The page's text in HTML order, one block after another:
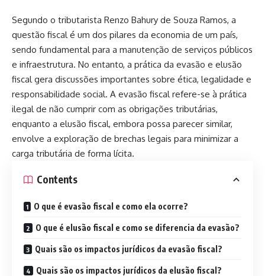
Segundo o tributarista Renzo Bahury de Souza Ramos, a
questão fiscal é um dos pilares da economia de um país,
sendo fundamental para a manutenção de serviços públicos
e infraestrutura. No entanto, a prática da evasão e elusão
fiscal gera discussões importantes sobre ética, legalidade e
responsabilidade social. A evasão fiscal refere-se à prática
ilegal de não cumprir com as obrigações tributárias,
enquanto a elusão fiscal, embora possa parecer similar,
envolve a exploração de brechas legais para minimizar a
carga tributária de forma lícita.
Contents
O que é evasão fiscal e como ela ocorre?
O que é elusão fiscal e como se diferencia da evasão?
Quais são os impactos jurídicos da evasão fiscal?
Quais são os impactos jurídicos da elusão fiscal?